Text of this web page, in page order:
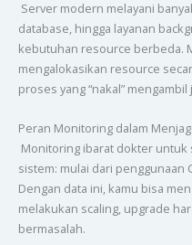
Server modern melayani
database, hingga layanan
kebutuhan resource berbeda.
mengalokasikan resource
proses yang “nakal”
Peran Monitoring dalam
Monitoring ibarat dokter untuk
sistem: mulai dari penggunaan
Dengan data ini, kamu bisa
melakukan scaling, upgrade
bermasalah.